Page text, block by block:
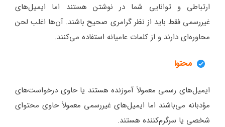
ارتباطی و توانایی شما در نوشتن هستند اما ایمیل‌های
غیررسمی فقط باید از نظر گرامری صحیح باشند. آن‌ها اغلب لحن
محاوره‌ای دارند و از کلمات عامیانه استفاده می‌کنند.
محتوا
ایمیل‌های رسمی معمولاً آموزنده هستند یا حاوی درخواست‌های
مؤدبانه می‌باشند اما ایمیل‌های غیررسمی معمولاً حاوی محتوای
شخصی یا سرگرم‌کننده هستند.